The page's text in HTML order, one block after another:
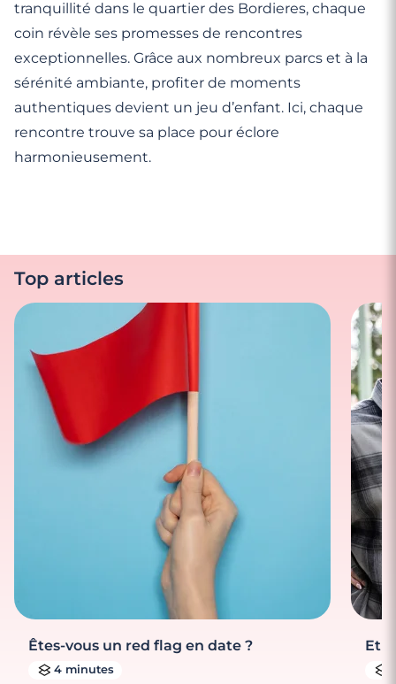
tranquillité dans le quartier des Bordieres, chaque
coin révèle ses promesses de rencontres
exceptionnelles. Grâce aux nombreux parcs et à la
sérénité ambiante, profiter de moments
authentiques devient un jeu d’enfant. Ici, chaque
rencontre trouve sa place pour éclore
harmonieusement.
Top articles
Êtes-vous un red flag en date ?
4 minutes
Et